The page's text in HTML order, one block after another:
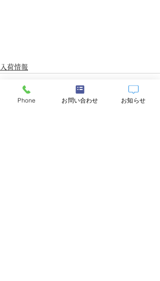
入荷情報
Phone お問い合わせ お知らせ